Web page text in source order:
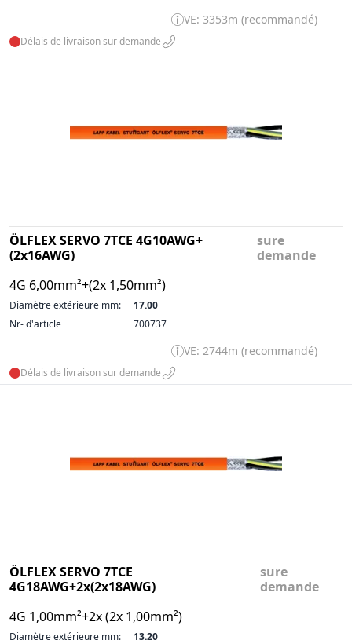
VE: 3353m (recommandé)
Délais de livraison sur demande
ÖLFLEX SERVO 7TCE 4G10AWG+
(2x16AWG)
4G 6,00mm²+(2x 1,50mm²)
sure
demande
Diamètre extérieure mm:
17.00
Nr- d'article
700737
VE: 2744m (recommandé)
Délais de livraison sur demande
ÖLFLEX SERVO 7TCE
4G18AWG+2x(2x18AWG)
4G 1,00mm²+2x (2x 1,00mm²)
sure
demande
Diamètre extérieure mm:
13.20